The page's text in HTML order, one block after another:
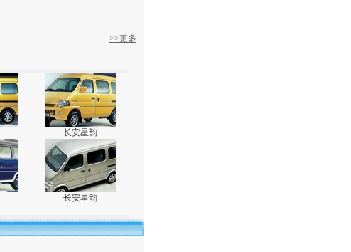
>>更多
长安星韵
长安星韵